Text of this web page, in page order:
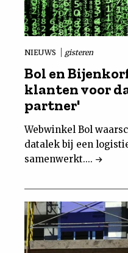
Nieuwsbrief
Contact
NIEUWS gisteren
Bol en
klanten voor
partner'
Webwinkel Bol
datalek bij een
samenwerkt....